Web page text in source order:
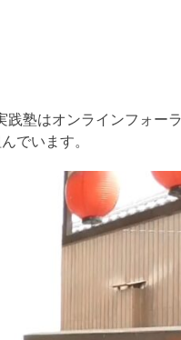
践塾はオンラインフォー
でいます。